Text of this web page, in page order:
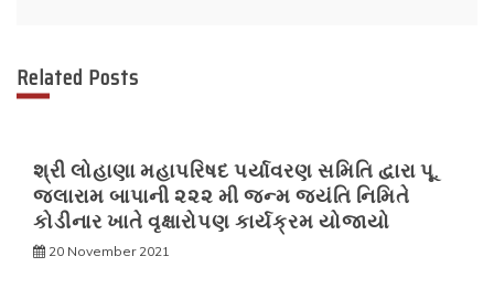
Related Posts
શ્રી લોહાણા મહાપરિષદ પર્યાવરણ સમિતિ દ્વારા પૂ.
જલારામ બાપાની ૨૨૨ મી જન્મ જયંતિ નિમિતે
કોડીનાર ખાતે વૃક્ષારોપણ કાર્યક્રમ યોજાયો
20 November 2021